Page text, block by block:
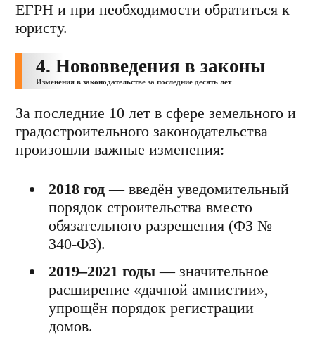
ЕГРН и при необходимости обратиться к
юристу.
4. Нововведения в законы
Изменения в законодательстве за последние десять лет
За последние 10 лет в сфере земельного и
градостроительного законодательства
произошли важные изменения:
2018 год — введён уведомительный
порядок строительства вместо
обязательного разрешения (ФЗ №
340-ФЗ).
2019–2021 годы — значительное
расширение «дачной амнистии»,
упрощён порядок регистрации
домов.